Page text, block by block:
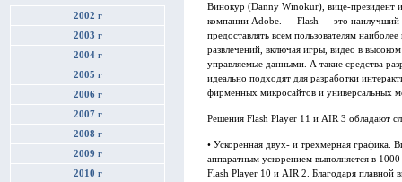
2002 г
2003 г
2004 г
2005 г
2006 г
2007 г
2008 г
2009 г
2010 г
Винокур (Danny Winokur), вице-президент
компании Adobe. — Flash — это наилучший
предоставлять всем пользователям
развлечений, включая игры, видео в
управляемые данными. А такие средства
идеально подходят для разработки
фирменных микросайтов и универсальных
Решения Flash Player 11 и AIR 3 обладают
• Ускоренная двух- и трехмерная графика.
аппаратным ускорением выполняется в
Flash Player 10 и AIR 2. Благодаря плавной